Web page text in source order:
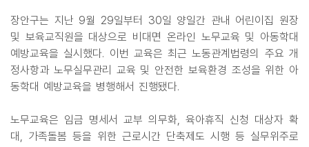
장안구는 지난 9월 29일부터 30일 양일간 관내 어린이집 원장
및 보육교직원을 대상으로 비대면 온라인 노무교육 및 아동학대
예방교육을 실시했다. 이번 교육은 최근 노동관계법령의 주요 개
정사항과 노무실무관리 교육 및 안전한 보육환경 조성을 위한 아
동학대 예방교육을 병행해서 진행됐다.
노무교육은 임금 명세서 교부 의무화, 육아휴직 신청 대상자 확
대, 가족돌봄 등을 위한 근로시간 단축제도 시행 등 실무위주로